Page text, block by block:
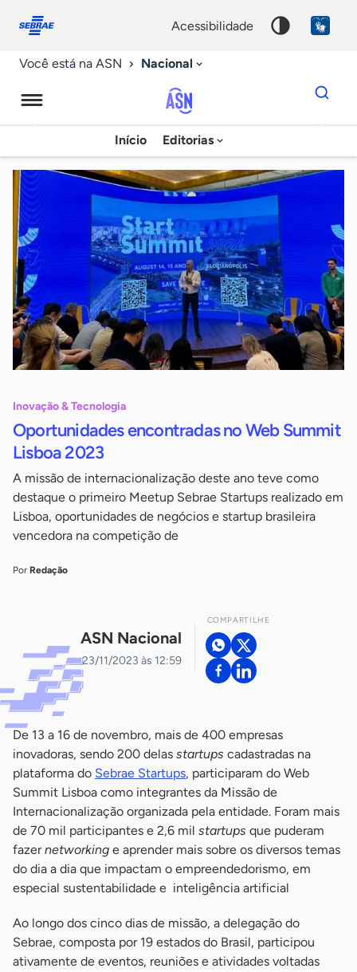
conosco
acessibilidade
Você está na ASN Nacional
Agência
Sebrae
de
Notícias
Início Editorias
Dados
para
chave
Inovação & Tecnologia
Oportunidades encontradas no Web Summit
Lisboa 2023
A missão de internacionalização deste ano teve como
destaque o primeiro Meetup Sebrae Startups realizado em
Lisboa, oportunidades de negócios e startup brasileira
vencedora na competição de
Por Redação
ASN Nacional
23/11/2023 às 12:59
COMPARTILHE
De 13 a 16 de novembro, mais de 400 empresas
inovadoras, sendo 200 delas startups cadastradas na
plataforma do Sebrae Startups, participaram do Web
Summit Lisboa como integrantes da Missão de
Internacionalização organizada pela entidade. Foram mais
de 70 mil participantes e 2,6 mil startups que puderam
fazernetworking e aprender mais sobre os diversos temas
do dia a dia que impactam o empreendedorismo, em
especial sustentabilidade e inteligência artificial
Ao longo dos cinco dias de missão, a delegação do
Sebrae, composta por 19 estados do Brasil, participou
ativamente de eventos, reuniões e atividades voltadas